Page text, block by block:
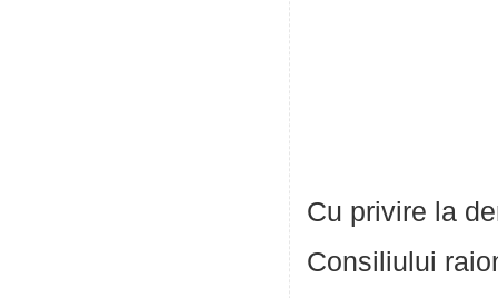
Cu privire la
Consiliului